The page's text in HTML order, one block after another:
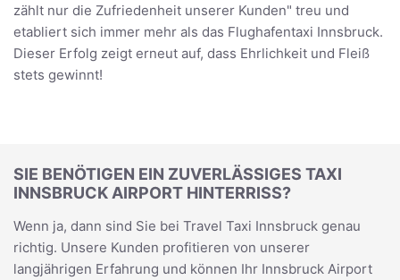
zählt nur die Zufriedenheit unserer Kunden" treu und
etabliert sich immer mehr als das Flughafentaxi Innsbruck.
Dieser Erfolg zeigt erneut auf, dass Ehrlichkeit und Fleiß
stets gewinnt!
SIE BENÖTIGEN EIN ZUVERLÄSSIGES TAXI
INNSBRUCK AIRPORT HINTERRISS?
Wenn ja, dann sind Sie bei Travel Taxi Innsbruck genau
richtig. Unsere Kunden profitieren von unserer
langjährigen Erfahrung und können Ihr Innsbruck Airport